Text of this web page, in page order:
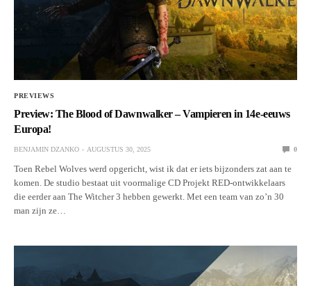
PREVIEWS
Preview: The Blood of Dawnwalker – Vampieren in 14e-eeuws
Europa!
BENJAMIN DZANKO AUGUSTUS 30, 2025 0
Toen Rebel Wolves werd opgericht, wist ik dat er iets bijzonders zat aan te
komen. De studio bestaat uit voormalige CD Projekt RED-ontwikkelaars
die eerder aan The Witcher 3 hebben gewerkt. Met een team van zo’n 30
man zijn ze…